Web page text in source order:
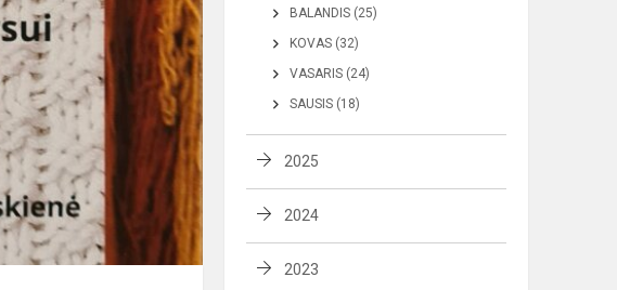
BALANDIS (25)
KOVAS (32)
VASARIS (24)
SAUSIS (18)
2025
2024
2023